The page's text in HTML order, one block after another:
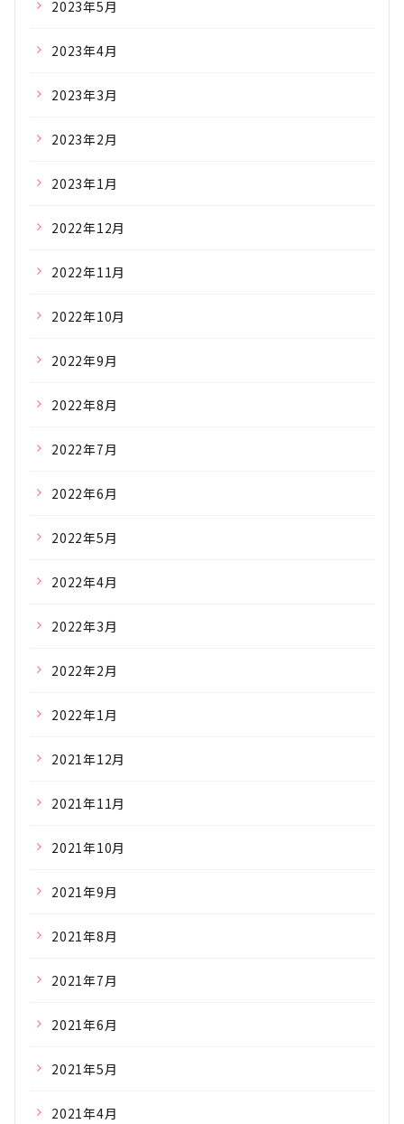
2023年5月
2023年4月
2023年3月
2023年2月
2023年1月
2022年12月
2022年11月
2022年10月
2022年9月
2022年8月
2022年7月
2022年6月
2022年5月
2022年4月
2022年3月
2022年2月
2022年1月
2021年12月
2021年11月
2021年10月
2021年9月
2021年8月
2021年7月
2021年6月
2021年5月
2021年4月